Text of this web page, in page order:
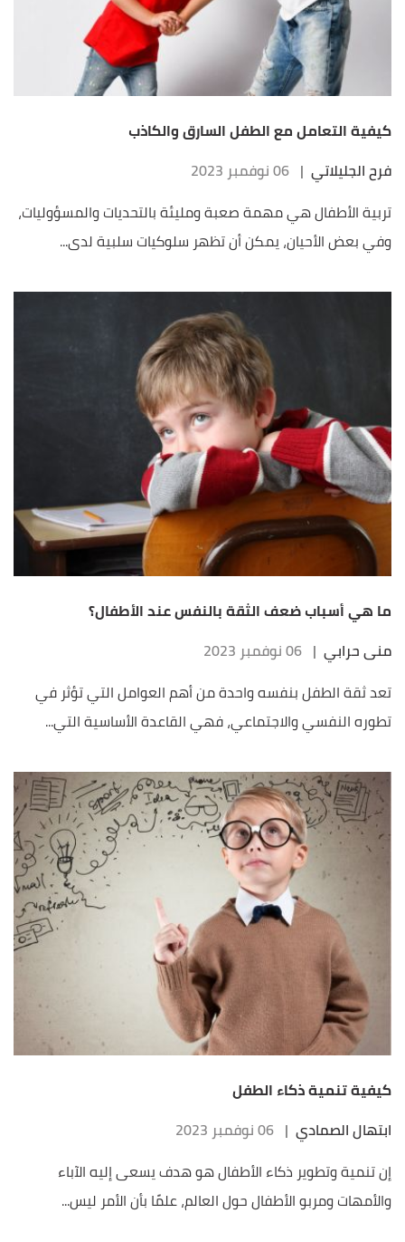
كيفية التعامل مع الطفل السارق والكاذب
فرح الجليلاتي | 06 نوفمبر 2023
تربية الأطفال هي مهمة صعبة ومليئة بالتحديات والمسؤوليات،
وفي بعض الأحيان، يمكن أن تظهر سلوكيات سلبية لدى...
ما هي أسباب ضعف الثقة بالنفس عند الأطفال؟
منى حرابي | 06 نوفمبر 2023
تعد ثقة الطفل بنفسه واحدة من أهم العوامل التي تؤثر في
تطوره النفسي والاجتماعي، فهي القاعدة الأساسية التي...
كيفية تنمية ذكاء الطفل
ابتهال الصمادي | 06 نوفمبر 2023
إن تنمية وتطوير ذكاء الأطفال هو هدف يسعى إليه الآباء
والأمهات ومربو الأطفال حول العالم، علمًا بأن الأمر ليس...